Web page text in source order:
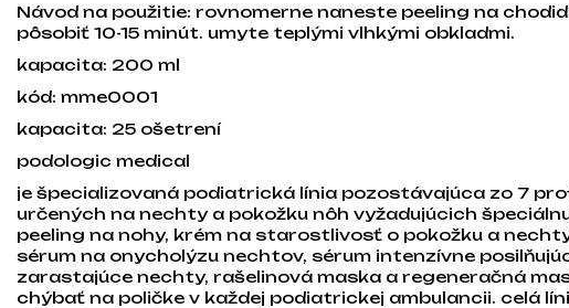
Návod na použitie: rovnomerne naneste peeling na
pôsobiť 10-15 minút. umyte teplými vlhkými obkladmi.
kapacita: 200 ml
kód: mme0001
kapacita: 25 ošetrení
podologic medical
je špecializovaná podiatrická línia pozostávajúca zo 7
určených na nechty a pokožku nôh vyžadujúcich
peeling na nohy, krém na starostlivosť o pokožku a
sérum na onycholýzu nechtov, sérum intenzívne
zarastajúce nechty, rašelinová maska a regeneračná
chýbať na poličke v každej podiatrickej ambulancii. celá